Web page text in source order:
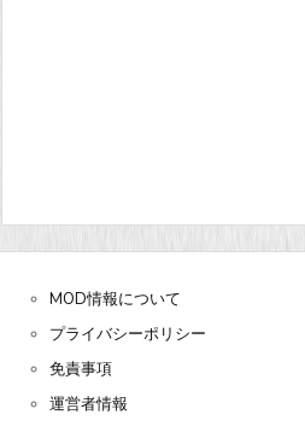
MOD情報について
プライバシーポリシー
免責事項
運営者情報